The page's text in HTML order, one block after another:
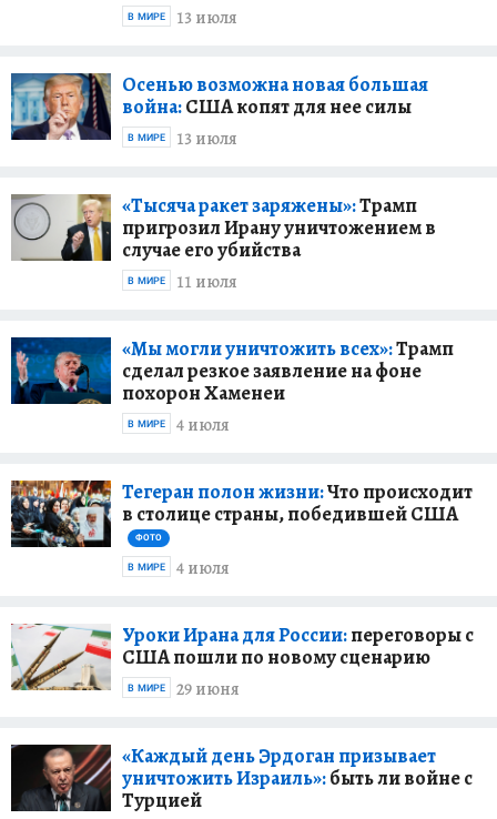
13 июля
В МИРЕ
Осенью возможна новая большая
война:США копят для нее силы
13 июля
В МИРЕ
«Тысяча ракет заряжены»:Трамп
пригрозил Ирану уничтожением в
случае его убийства
11 июля
В МИРЕ
«Мы могли уничтожить всех»:Трамп
сделал резкое заявление на фоне
похорон Хаменеи
4 июля
В МИРЕ
Тегеран полон жизни:Что происходит
в столице страны, победившей США
ФОТО
4 июля
В МИРЕ
Уроки Ирана для России:переговоры с
США пошли по новому сценарию
29 июня
В МИРЕ
«Каждый день Эрдоган призывает
уничтожить Израиль»:быть ли войне с
Турцией